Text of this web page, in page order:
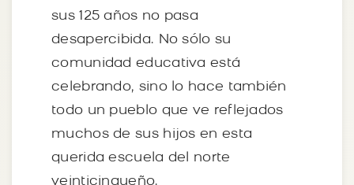
sus 125 años no pasa
desapercibida. No sólo su
comunidad educativa está
celebrando, sino lo hace también
todo un pueblo que ve reflejados
muchos de sus hijos en esta
querida escuela del norte
veinticinqueño.